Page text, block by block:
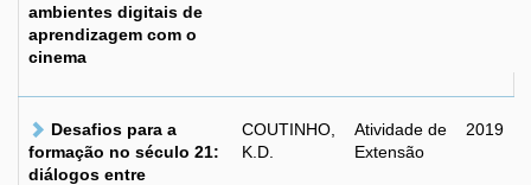
ambientes digitais de
aprendizagem com o
cinema
Desafios para a
formação no século 21:
diálogos entre
COUTINHO,
K.D.
Atividade de
Extensão
2019